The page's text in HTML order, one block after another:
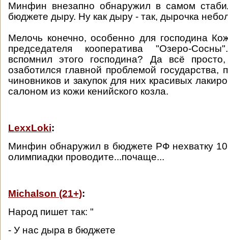
Минфин внезапно обнаружил в самом
бюджете дыру. Ну как дыру - так, дырочка
Мелочь конечно, особенно для господина
председателя кооператива "Озеро-
вспомнил этого господина? Да всё
озаботился главной проблемой государства,
чиновников и закупок для них красивых
салоном из кожи кенийского козла.
LexxLoki:
Минфин обнаружил в бюджете РФ нехватку
олимпиадки проводите...почаще...
Michalson (21+):
Народ пишет так: "
- У нас дыра в бюджете